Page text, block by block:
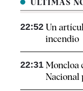
ÚLTIMAS
22:52 Un
incendio
22:31 Moncloa
Nacional